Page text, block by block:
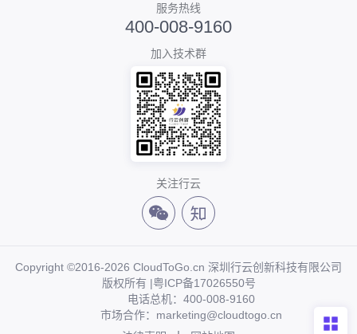
服务热线
400-008-9160
加入技术群
关注行云
Copyright ©2016-2026 CloudToGo.cn 深圳行云创新科技有限公司
版权所有 |粤ICP备17026550号
电话总机：400-008-9160
市场合作：marketing@cloudtogo.cn